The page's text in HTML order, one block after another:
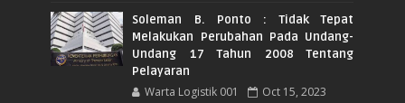
Soleman B. Ponto : Tidak Tepat
Melakukan Perubahan Pada Undang-
Undang 17 Tahun 2008 Tentang
Pelayaran
Warta Logistik 001 Oct 15, 2023